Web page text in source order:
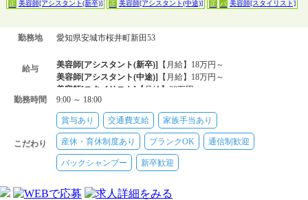
正 美容師[アシスタント(新卒)] 正 美容師[アシスタント(中途)] 正 パ 美容師[スタイリスト]
勤務地 愛知県安城市桜井町新田53
給与 美容師[アシスタント(新卒)] 【月給】18万円～
美容師[アシスタント(中途)] 【月給】18万円～
美容師[スタイリスト] 【月給】20万円～
美容師[スタイリスト]
勤務時間 9:00 ～ 18:00
こだわり
賞与あり 交通費支給 家族手当あり
産休・育休制度あり ブランクOK 通信制歓迎
バックシャンプー 新卒歓迎